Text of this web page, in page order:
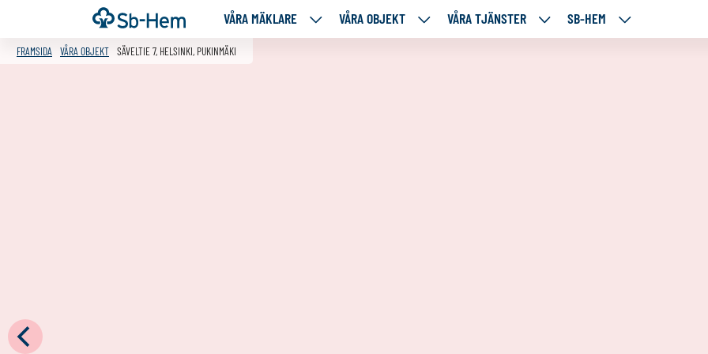
Till
innehållet
Framsida VÅRA MÄKLARE
VÅRA VÅRA OBJEKT
VÅRA VÅRA TJÄNSTER
VÅRASB-HEM
SB-
FRAMSIDA VÅRA OBJEKT SÄVELTIE 7, HELSINKI, PUKINMÄKI